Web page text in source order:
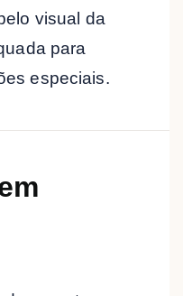
visual da
para
especiais.